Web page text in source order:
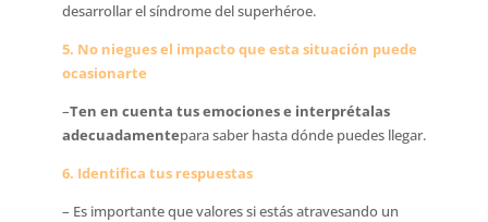
desarrollar el síndrome del superhéroe.
5. No niegues el impacto que esta situación puede
ocasionarte
–Ten en cuenta tus emociones e interprétalas
adecuadamentepara saber hasta dónde puedes llegar.
6. Identifica tus respuestas
– Es importante que valores si estás atravesando un